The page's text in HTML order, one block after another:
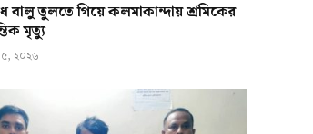
বালু তুলতে গিয়ে কলমাকান্দায় শ্রমিকের
মৃত্যু
২০২৬